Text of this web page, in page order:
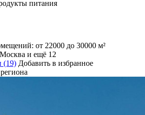
питания
от 22000 до 30000 м²
Москва и ещё 12
(19) Добавить в избранное